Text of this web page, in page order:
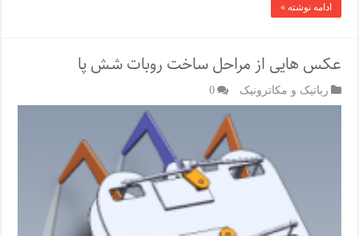
ادامه نوشته »
عکس هایی از مراحل ساخت روبات شش پا
رباتیک و مکاترونیک 0